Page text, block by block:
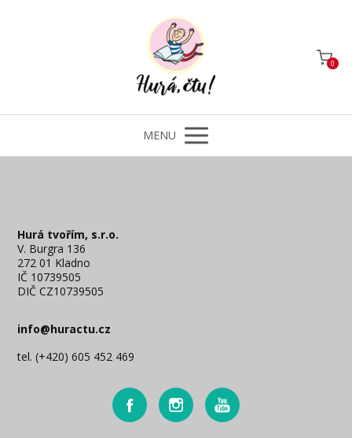
0
MENU
Hurá tvořím, s.r.o.
V. Burgra 136
272 01 Kladno
IČ 10739505
DIČ CZ10739505
info@huractu.cz
tel. (+420) 605 452 469